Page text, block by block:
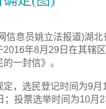
信息员姚立法报道)湖北
2016年8月 29 日在其辖
的一封信》。
定，选民登记时间为9月
；投票选举时间为10月